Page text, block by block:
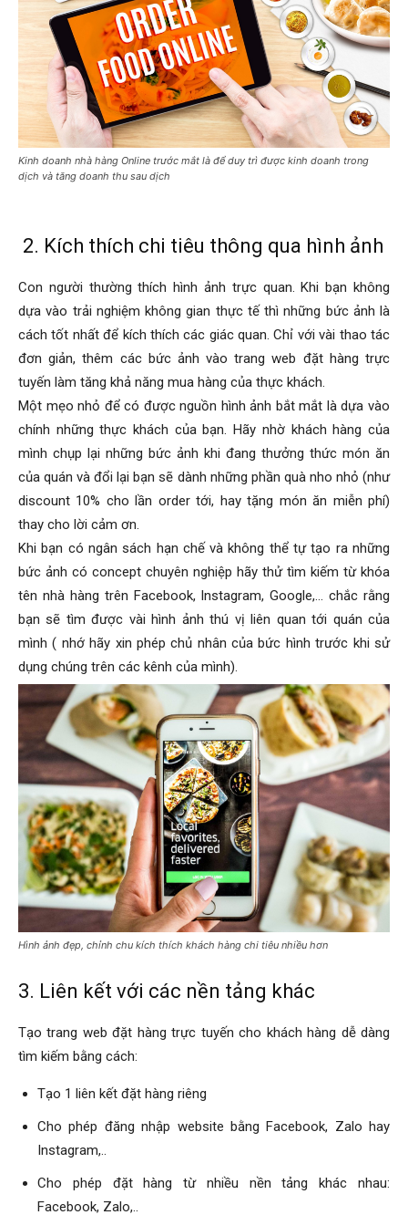
Kinh doanh nhà hàng Online trước mắt là để duy trì được kinh doanh trong
dịch và tăng doanh thu sau dịch
2. Kích thích chi tiêu thông qua hình ảnh
Con người thường thích hình ảnh trực quan. Khi bạn không
dựa vào trải nghiệm không gian thực tế thì những bức ảnh là
cách tốt nhất để kích thích các giác quan. Chỉ với vài thao tác
đơn giản, thêm các bức ảnh vào trang web đặt hàng trực
tuyến làm tăng khả năng mua hàng của thực khách.
Một mẹo nhỏ để có được nguồn hình ảnh bắt mắt là dựa vào
chính những thực khách của bạn. Hãy nhờ khách hàng của
mình chụp lại những bức ảnh khi đang thưởng thức món ăn
của quán và đổi lại bạn sẽ dành những phần quà nho nhỏ (như
discount 10% cho lần order tới, hay tặng món ăn miễn phí)
thay cho lời cảm ơn.
Khi bạn có ngân sách hạn chế và không thể tự tạo ra những
bức ảnh có concept chuyên nghiệp hãy thử tìm kiếm từ khóa
tên nhà hàng trên Facebook, Instagram, Google,… chắc rằng
bạn sẽ tìm được vài hình ảnh thú vị liên quan tới quán của
mình ( nhớ hãy xin phép chủ nhân của bức hình trước khi sử
dụng chúng trên các kênh của mình).
Hình ảnh đẹp, chỉnh chu kích thích khách hàng chi tiêu nhiều hơn
3. Liên kết với các nền tảng khác
Tạo trang web đặt hàng trực tuyến cho khách hàng dễ dàng
tìm kiếm bằng cách:
Tạo 1 liên kết đặt hàng riêng
Cho phép đăng nhập website bằng Facebook, Zalo hay
Instagram,..
Cho phép đặt hàng từ nhiều nền tảng khác nhau:
Facebook, Zalo,..